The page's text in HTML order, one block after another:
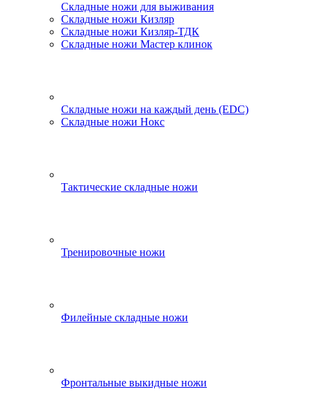
Складные ножи для выживания
Складные ножи Кизляр
Складные ножи Кизляр-ТДК
Складные ножи Мастер клинок
Складные ножи на каждый день (EDC)
Складные ножи Нокс
Тактические складные ножи
Тренировочные ножи
Филейные складные ножи
Фронтальные выкидные ножи